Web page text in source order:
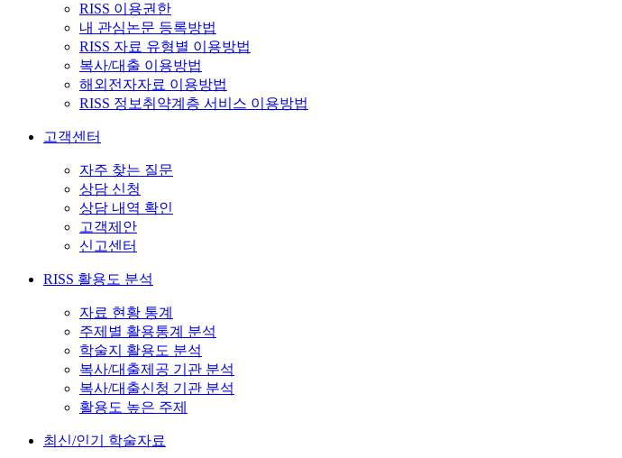
RISS 이용권한
내 관심논문 등록방법
RISS 자료 유형별 이용방법
복사/대출 이용방법
해외전자자료 이용방법
RISS 정보취약계층 서비스 이용방법
고객센터
자주 찾는 질문
상담 신청
상담 내역 확인
고객제안
신고센터
RISS 활용도 분석
자료 현황 통계
주제별 활용통계 분석
학술지 활용도 분석
복사/대출제공 기관 분석
복사/대출신청 기관 분석
활용도 높은 주제
최신/인기 학술자료